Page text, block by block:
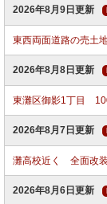
2026年8月9日更新
東西両面道路の売土
2026年8月8日更新
東灘区御影1丁目
2026年8月7日更新
灘高校近く 全面改
2026年8月6日更新